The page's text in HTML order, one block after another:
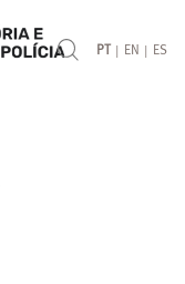
PT | EN | ES